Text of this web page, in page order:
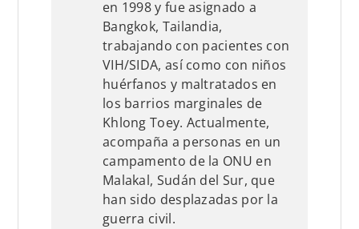
en 1998 y fue asignado a
Bangkok, Tailandia,
trabajando con pacientes con
VIH/SIDA, así como con niños
huérfanos y maltratados en
los barrios marginales de
Khlong Toey. Actualmente,
acompaña a personas en un
campamento de la ONU en
Malakal, Sudán del Sur, que
han sido desplazadas por la
guerra civil.